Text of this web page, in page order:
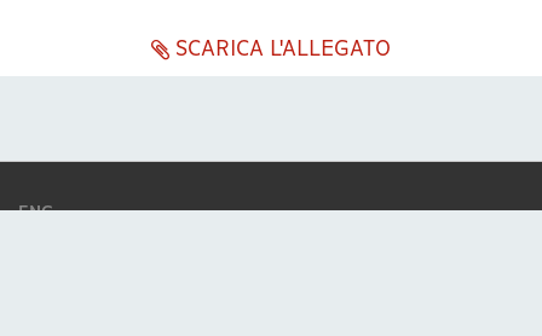
SCARICA L'ALLEGATO
ENG